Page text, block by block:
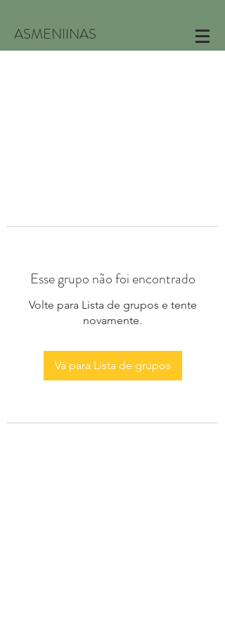
ASMENIINAS
Esse grupo não foi encontrado
Volte para Lista de grupos e tente
novamente.
Vá para Lista de grupos